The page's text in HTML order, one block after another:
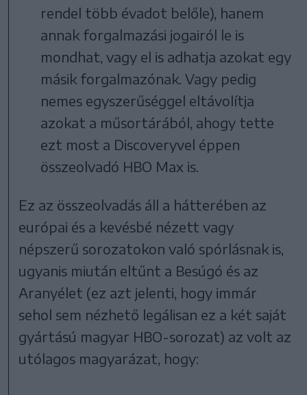
rendel több évadot belőle), hanem
annak forgalmazási jogairól le is
mondhat, vagy el is adhatja azokat egy
másik forgalmazónak. Vagy pedig
nemes egyszerűséggel eltávolítja
azokat a műsortárából, ahogy tette
ezt most a Discoveryvel éppen
összeolvadó HBO Max is.
Ez az összeolvadás áll a hátterében az
európai és a kevésbé nézett vagy
népszerű sorozatokon való spórlásnak is,
ugyanis miután eltűnt a Besúgó és az
Aranyélet (ez azt jelenti, hogy immár
sehol sem nézhető legálisan ez a két saját
gyártású magyar HBO-sorozat) az volt az
utólagos magyarázat, hogy: